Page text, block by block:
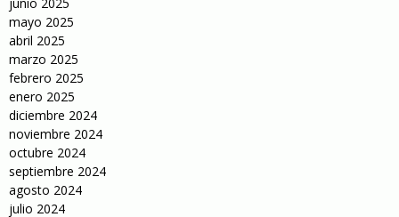
mayo 2025
abril 2025
marzo 2025
febrero 2025
enero 2025
diciembre 2024
noviembre 2024
octubre 2024
septiembre 2024
agosto 2024
julio 2024